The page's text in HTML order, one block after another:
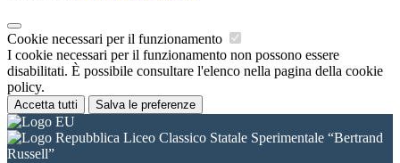
Cookie necessari per il funzionamento
I cookie necessari per il funzionamento non possono essere
disabilitati. È possibile consultare l'elenco nella pagina della cookie
policy.
Accetta tutti Salva le preferenze
Liceo Classico Statale Sperimentale “Bertrand
Russell”